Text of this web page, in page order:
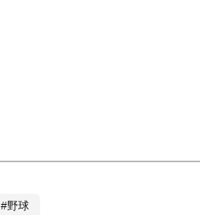
#野球